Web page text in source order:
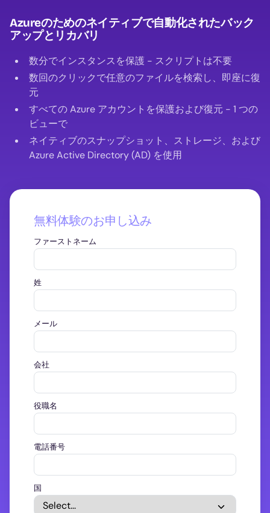
Azureのためのネイティブで自動化されたバック
アップとリカバリ
数分でインスタンスを保護 - スクリプトは不要
数回のクリックで任意のファイルを検索し、即座に復
元
すべての Azure アカウントを保護および復元 - 1 つの
ビューで
ネイティブのスナップショット、ストレージ、および
Azure Active Directory (AD) を使用
無料体験のお申し込み
ファーストネーム
姓
メール
会社
役職名
電話番号
国